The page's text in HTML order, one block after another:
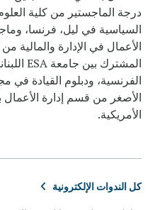
درجة الماجستير من كلية العلوم
السياسية في ليل، فرنسا،
الأعمال في الإدارة والمالية من
الفرنسية، ودبلوم القيادة في
الأصغر من قسم إدارة الأعمال
الأمريكية.
كل الندوات الإلكترونية